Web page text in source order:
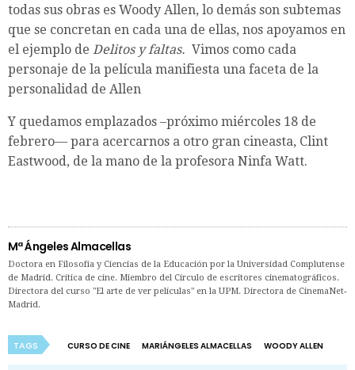
todas sus obras es Woody Allen, lo demás son subtemas
que se concretan en cada una de ellas, nos apoyamos en
el ejemplo de Delitos y faltas. Vimos como cada
personaje de la película manifiesta una faceta de la
personalidad de Allen
Y quedamos emplazados –próximo miércoles 18 de
febrero— para acercarnos a otro gran cineasta, Clint
Eastwood, de la mano de la profesora Ninfa Watt.
Mª Ángeles Almacellas
Doctora en Filosofía y Ciencias de la Educación por la Universidad Complutense
de Madrid. Crítica de cine. Miembro del Círculo de escritores cinematográficos.
Directora del curso "El arte de ver películas" en la UPM. Directora de CinemaNet-
Madrid.
TAGS CURSO DE CINE MARIÁNGELES ALMACELLAS WOODY ALLEN